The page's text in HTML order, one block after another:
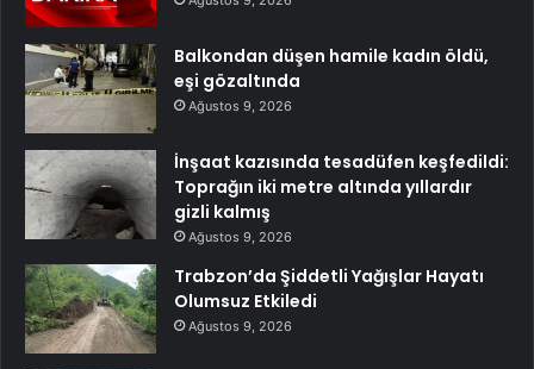
Balkondan düşen hamile kadın öldü,
eşi gözaltında
Ağustos 9, 2026
İnşaat kazısında tesadüfen keşfedildi:
Toprağın iki metre altında yıllardır
gizli kalmış
Ağustos 9, 2026
Trabzon’da Şiddetli Yağışlar Hayatı
Olumsuz Etkiledi
Ağustos 9, 2026